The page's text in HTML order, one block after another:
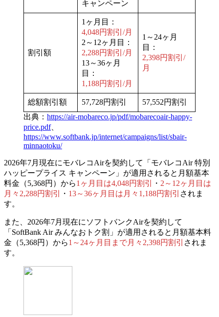
キャンペーン
割引額
1ヶ月目：
4,048円割引/月
2～12ヶ月目：
2,288円割引/月
13～36ヶ月
目：
1,188円割引/月
1～24ヶ月
目：
2,398円割引/
月
総額割引額 57,728円割引
57,552円割引
出典： https://air-mobareco.jp/pdf/mobarecoair-happy-
price.pdf、
https://www.softbank.jp/internet/campaigns/list/sbair-
minnaotoku/
2026年7月現在にモバレコAirを契約して「モバレコAir 特別
ハッピープライス キャンペーン」が適用されると 月額基本
料金（5,368円）から1ヶ月目は4,048円割引 ・ 2～12ヶ月目は
月々2,288円割引
・ 13～36ヶ月目は月々1,188円割引 されま
す。
また、2026年7月現在にソフトバンクAirを契約して
「SoftBank Air みんなおトク割」が適用されると 月額基本料
金（5,368円）から1～24ヶ月目まで月々2,398円割引 されま
す。